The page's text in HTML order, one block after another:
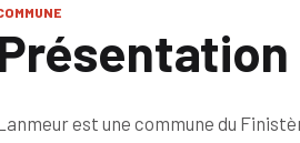
est une commune du